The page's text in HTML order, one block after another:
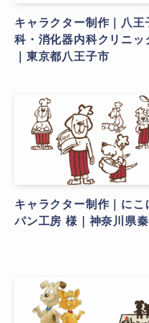
キャラクター制作｜八王
科・消化器内科クリニッ
｜東京都八王子市
キャラクター制作｜にこ
パン工房 様｜神奈川県